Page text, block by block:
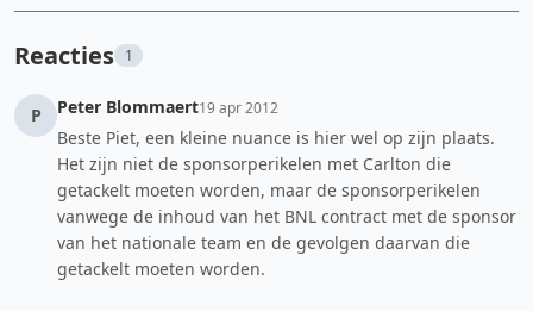
Reacties 1
P Peter Blommaert19 apr 2012
Beste Piet, een kleine nuance is hier wel op zijn plaats.
Het zijn niet de sponsorperikelen met Carlton die
getackelt moeten worden, maar de sponsorperikelen
vanwege de inhoud van het BNL contract met de sponsor
van het nationale team en de gevolgen daarvan die
getackelt moeten worden.